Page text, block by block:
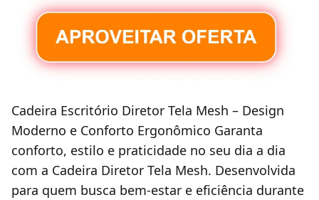
Cadeira Escritório Diretor Tela Mesh – Design
Moderno e Conforto Ergonômico Garanta
conforto, estilo e praticidade no seu dia a dia
com a Cadeira Diretor Tela Mesh. Desenvolvida
para quem busca bem-estar e eficiência durante